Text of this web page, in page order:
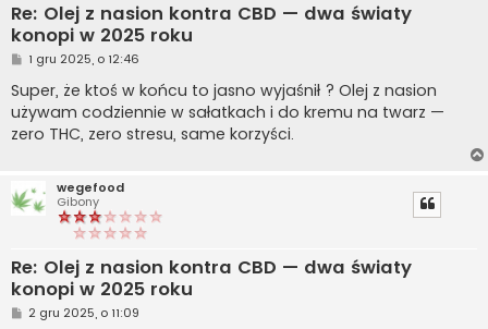
Re: Olej z nasion kontra CBD — dwa światy
konopi w 2025 roku
P
s
t
1 gru 2025, o 12:46
Super, że ktoś w końcu to jasno wyjaśnił ? Olej z nasion
używam codziennie w sałatkach i do kremu na twarz —
zero THC, zero stresu, same korzyści.
wegefood
Gibony
Re: Olej z nasion kontra CBD — dwa światy
konopi w 2025 roku
P2 gru 2025, o 11:09